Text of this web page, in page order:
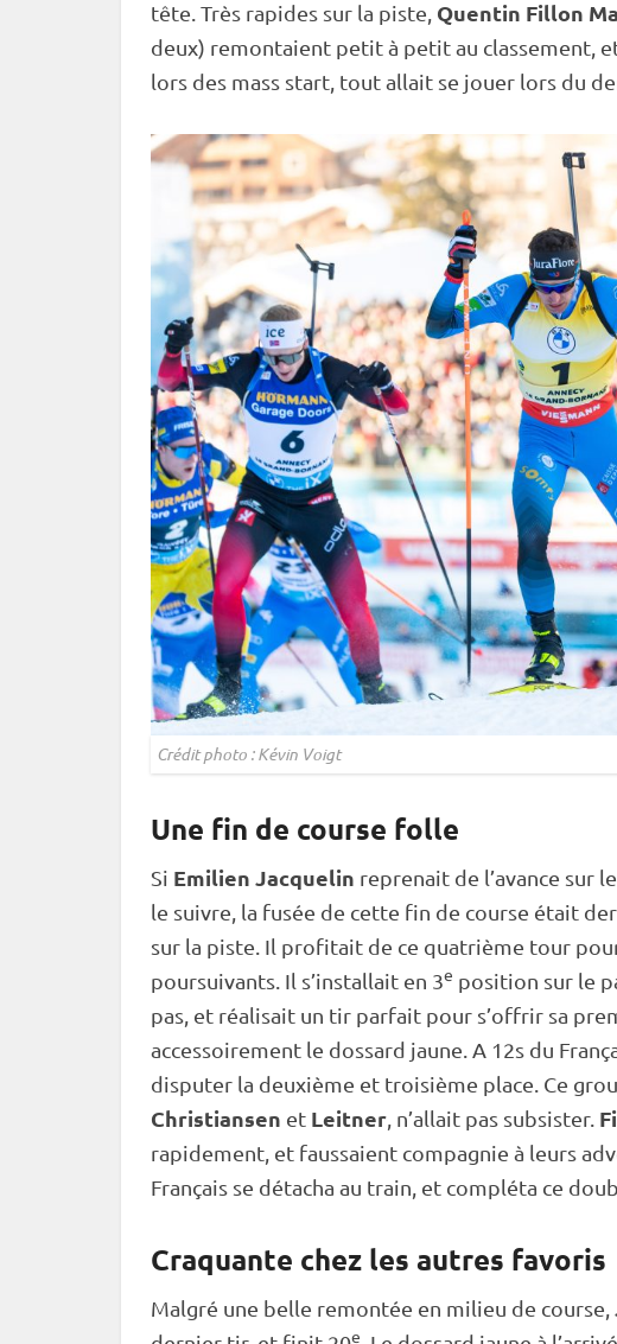
tête. Très rapides sur la piste Quentin Fillon
deux) remontaient petit à petit au classement,
lors des mass start , tout allait se jouer lors du
Crédit photo : Kévin Voigt
Une fin de course folle
Si Emilien Jacquelin reprenait de l’avance sur
le suivre, la fusée de cette fin de course était
sur la piste . Il profitait de ce quatrième tour
poursuivants. Il s’installait en 3e position sur le
pas, et réalisait un tir parfait pour s’offrir sa
accessoirement le dossard jaune. A 12s du
disputer la deuxième et troisième place. Ce
Christiansen et Leitner , n’allait pas subsister.
rapidement, et faussaient compagnie à leurs
Français se détacha au train, et compléta ce
Craquante chez les autres favoris
Malgré une belle remontée en milieu de course,
e